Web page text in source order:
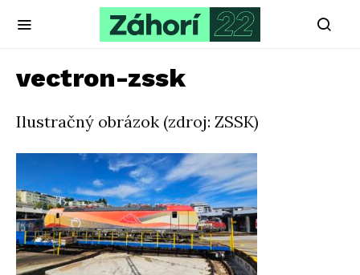
vectron-zssk
Ilustračný obrázok (zdroj: ZSSK)